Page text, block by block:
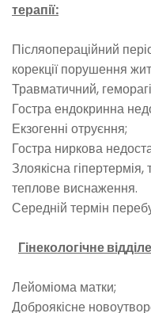
терапії:
Післяопераційний
корекції порушення
Травматичний,
Гостра ендокринна
Екзогенні отруєння;
Гостра ниркова
Злоякісна
теплове виснаження.
Середній термін
Гінекологічне
Лейоміома матки;
Доброякісне